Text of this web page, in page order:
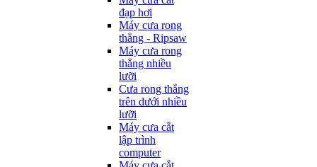
đạp hơi
Máy cưa rong
thẳng - Ripsaw
Máy cưa rong
thẳng nhiều
lưỡi
Cưa rong thẳng
trên dưới nhiều
lưỡi
Máy cưa cắt
lập trình
computer